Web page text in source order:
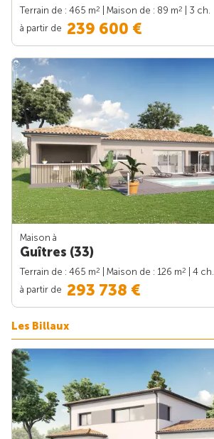
Terrain de : 465 m2 | Maison de : 89 m2
| 3 ch.
à partir de 239 600 €
Maison à
Guîtres (33)
Terrain de : 465 m2 | Maison de : 126 m2
| 4 ch.
à partir de 293 738 €
Les Billaux